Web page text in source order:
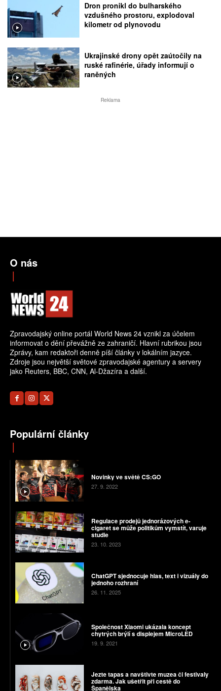
Dron pronikl do bulharského
vzdušného prostoru, explodoval
kilometr od plynovodu
Ukrajinské drony opět zaútočily na
ruské rafinérie, úřady informují o
raněných
Reklama
O nás
Zpravodajský online portál World News 24 vznikl za účelem
informovat o dění převážně ze zahraničí. Hlavní rubrikou jsou
Zprávy, kam redaktoři denně píší články v lokálním jazyce.
Zdroje jsou největší světové zpravodajské agentury a servery
jako Reuters, BBC, CNN, Al-Džazíra a další.
Populární články
Novinky ve světě CS:GO
27. 9. 2022
Regulace prodejů jednorázových e-
cigaret se může politikům vymstít, varuje
studie
23. 10. 2023
ChatGPT sjednocuje hlas, text i vizuály do
jednoho rozhraní
26. 11. 2025
Společnost Xiaomi ukázala koncept
chytrých brýlí s displejem MicroLED
19. 9. 2021
Jezte tapas a navštivte muzea či festivaly
zdarma. Jak ušetřit při cestě do
Španělska